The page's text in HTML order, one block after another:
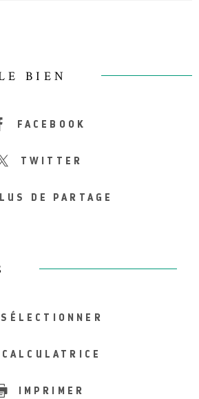
BIEN
FACEBOOK
TWITTER
DE PARTAGE
SÉLECTIONNER
CALCULATRICE
IMPRIMER